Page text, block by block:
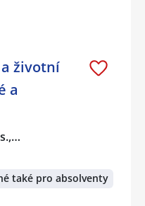
životní
a
také pro absolventy